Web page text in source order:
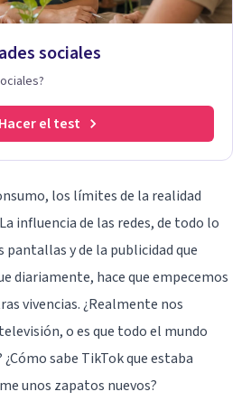
sociales
Hacer el test
los límites de la realidad
influencia de las redes, de todo lo
pantallas y de la publicidad que
diariamente, hace que empecemos
vivencias. ¿Realmente nos
o es que todo el mundo
sabe TikTok que estaba
unos zapatos nuevos?